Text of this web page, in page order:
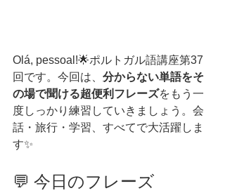
Olá, pessoal!🌟ポルトガル語講座第37
回です。今回は、 分からない単語をそ
の場で聞ける超便利フレーズをもう一
度しっかり練習していきましょう。会
話・旅行・学習、すべてで大活躍しま
す✨
💬 今日のフレーズ